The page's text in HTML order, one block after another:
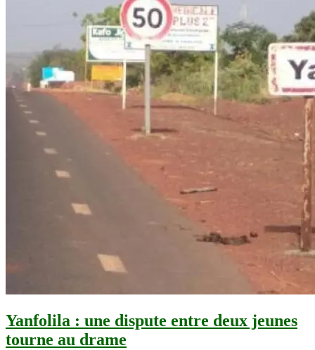
Yanfolila : une dispute entre deux jeunes
tourne au drame